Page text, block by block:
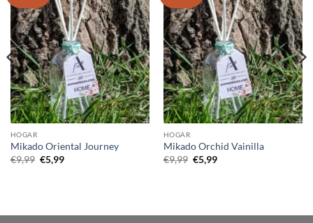
HOGAR
Mikado Oriental Journey
€9,99 El
precio
€5,99El
HOGAR
Mikado Orchid Vainilla
€9,99 El
precio
€5,99El